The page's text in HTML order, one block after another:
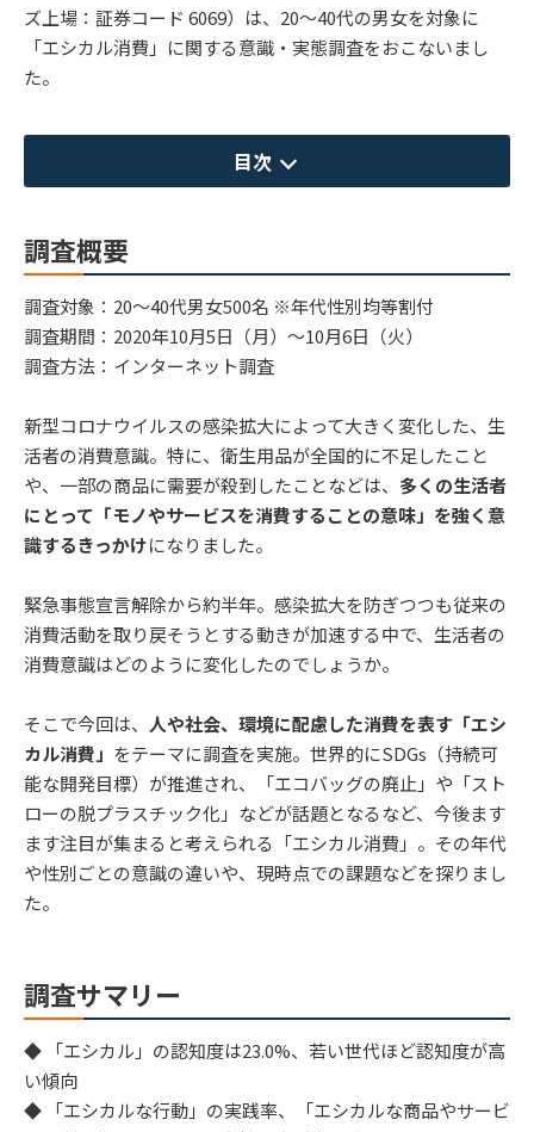
ズ上場：証券コード 6069）は、20～40代の男女を対象に
「エシカル消費」に関する意識・実態調査をおこないまし
た。
目次
調査概要
調査対象：20～40代男女500名 ※年代性別均等割付
調査期間：2020年10月5日（月）～10月6日（火）
調査方法：インターネット調査
新型コロナウイルスの感染拡大によって大きく変化した、生
活者の消費意識。特に、衛生用品が全国的に不足したこと
や、一部の商品に需要が殺到したことなどは、 多くの生活者
にとって「モノやサービスを消費することの意味」を強く意
識するきっかけになりました。
緊急事態宣言解除から約半年。感染拡大を防ぎつつも従来の
消費活動を取り戻そうとする動きが加速する中で、生活者の
消費意識はどのように変化したのでしょうか。
そこで今回は、 人や社会、環境に配慮した消費を表す「エシ
カル消費」 をテーマに調査を実施。世界的にSDGs（持続可
能な開発目標）が推進され、「エコバッグの廃止」や「スト
ローの脱プラスチック化」などが話題となるなど、今後ます
ます注目が集まると考えられる「エシカル消費」。その年代
や性別ごとの意識の違いや、現時点での課題などを探りまし
た。
調査サマリー
◆ 「エシカル」の認知度は23.0%、若い世代ほど認知度が高
い傾向
◆ 「エシカルな行動」の実践率、「エシカルな商品やサービ